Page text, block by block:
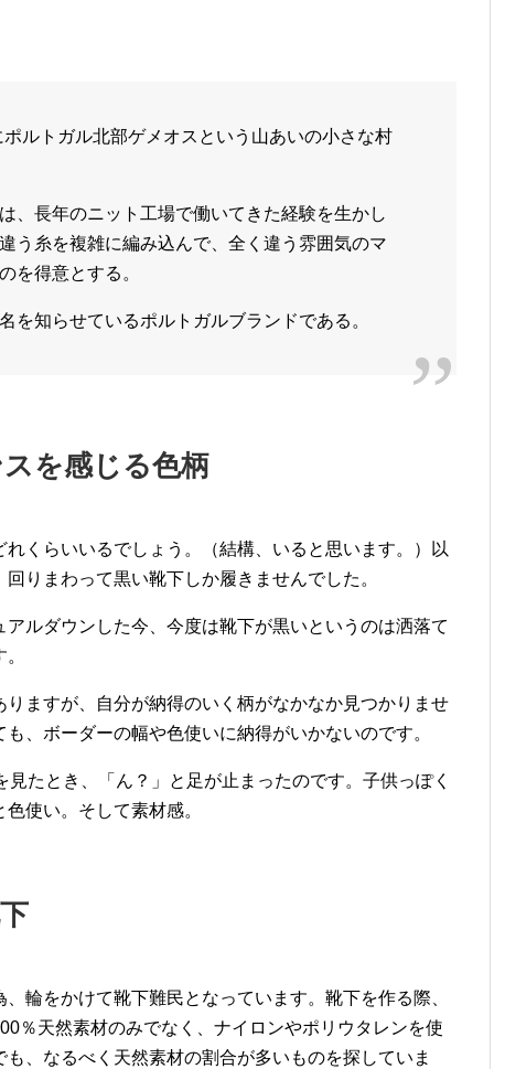
ルトガル北部ゲメオスという山あいの小さな村
、長年のニット工場で働いてきた経験を生かし
う糸を複雑に編み込んで、全く違う雰囲気のマ
を得意とする。
を知らせているポルトガルブランドである。
を感じる色柄
くらいいるでしょう。（結構、いると思います。）以
りまわって黒い靴下しか履きませんでした。
ルダウンした今、今度は靴下が黒いというのは洒落て
ますが、自分が納得のいく柄がなかなか見つかりませ
、ボーダーの幅や色使いに納得がいかないのです。
見たとき、「ん？」と足が止まったのです。子供っぽく
使い。そして素材感。
輪をかけて靴下難民となっています。靴下を作る際、
％天然素材のみでなく、ナイロンやポリウタレンを使
、なるべく天然素材の割合が多いものを探していま